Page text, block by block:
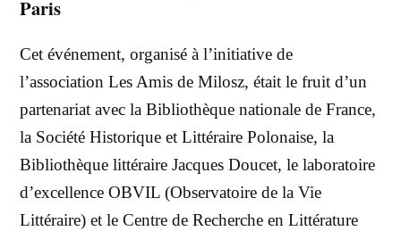
Paris
Cet événement, organisé à l’initiative de
l’association Les Amis de Milosz, était le fruit d’un
partenariat avec la Bibliothèque nationale de France,
la Société Historique et Littéraire Polonaise, la
Bibliothèque littéraire Jacques Doucet, le laboratoire
d’excellence OBVIL (Observatoire de la Vie
Littéraire) et le Centre de Recherche en Littérature